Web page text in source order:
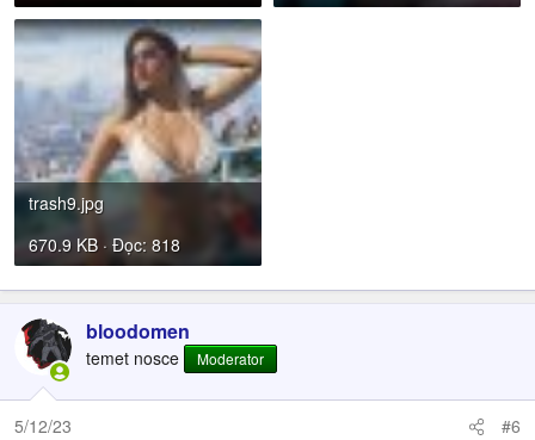
trash9.jpg
670.9 KB · Đọc: 818
bloodomen
temet nosce Moderator
5/12/23 #6